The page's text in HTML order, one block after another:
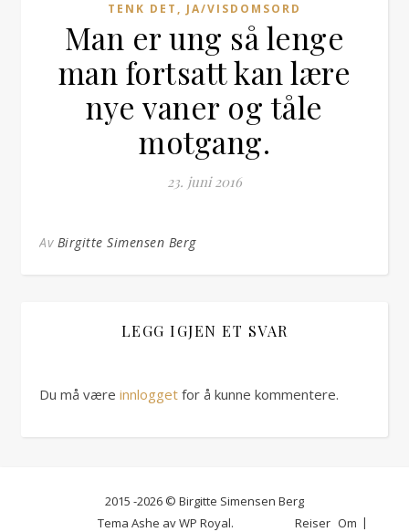
TENK DET, JA/VISDOMSORD
Man er ung så lenge
man fortsatt kan lære
nye vaner og tåle
motgang.
23. juni 2016
Av Birgitte Simensen Berg
LEGG IGJEN ET SVAR
Du må være innlogget for å kunne kommentere.
2015 -2026 © Birgitte Simensen Berg
Reiser Om
Tema Ashe avWP Royal.